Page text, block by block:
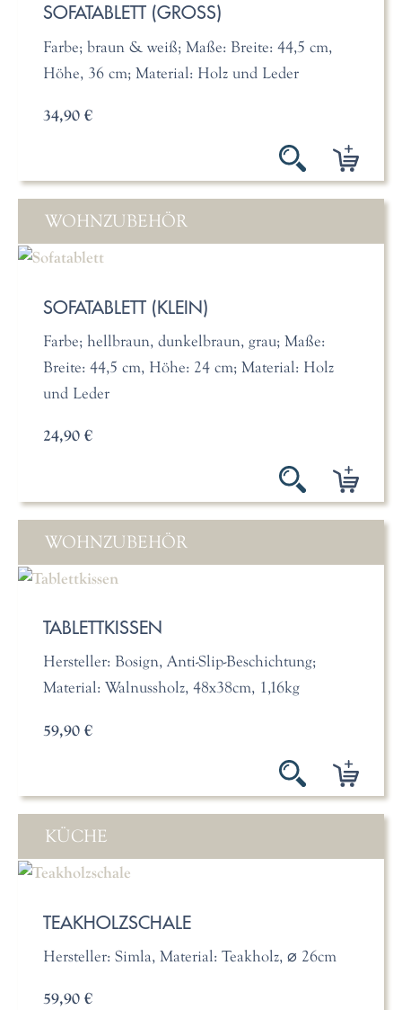
SOFATABLETT (GROSS)
Farbe; braun & weiß; Maße: Breite: 44,5 cm,
Höhe, 36 cm; Material: Holz und Leder
34,90 €
WOHNZUBEHÖR
SOFATABLETT (KLEIN)
Farbe; hellbraun, dunkelbraun, grau; Maße:
Breite: 44,5 cm, Höhe: 24 cm; Material: Holz
und Leder
24,90 €
WOHNZUBEHÖR
TABLETTKISSEN
Hersteller: Bosign, Anti-Slip-Beschichtung;
Material: Walnussholz, 48x38cm, 1,16kg
59,90 €
KÜCHE
TEAKHOLZSCHALE
Hersteller: Simla, Material: Teakholz, ⌀ 26cm
59,90 €